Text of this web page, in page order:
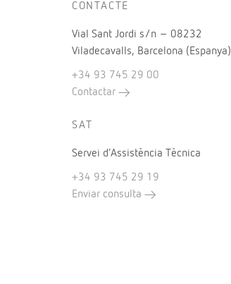
CONTACTE
Vial Sant Jordi s/n – 08232
Viladecavalls, Barcelona (Espanya)
+34 93 745 29 00
Contactar
SAT
Servei d’Assistència Tècnica
+34 93 745 29 19
Enviar consulta